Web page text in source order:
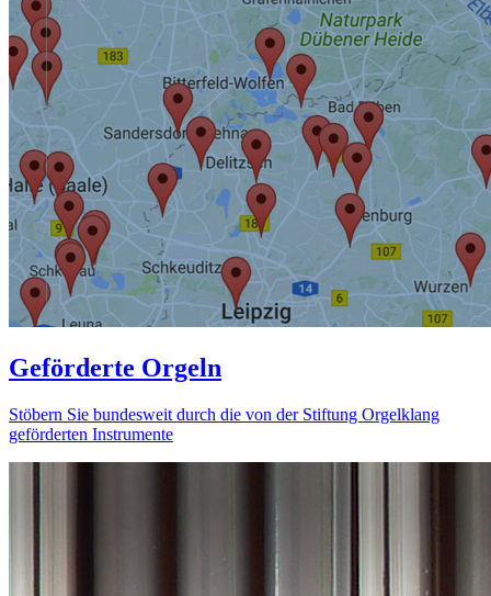
Geförderte Orgeln
Stöbern Sie bundesweit durch die von der Stiftung Orgelklang
geförderten Instrumente